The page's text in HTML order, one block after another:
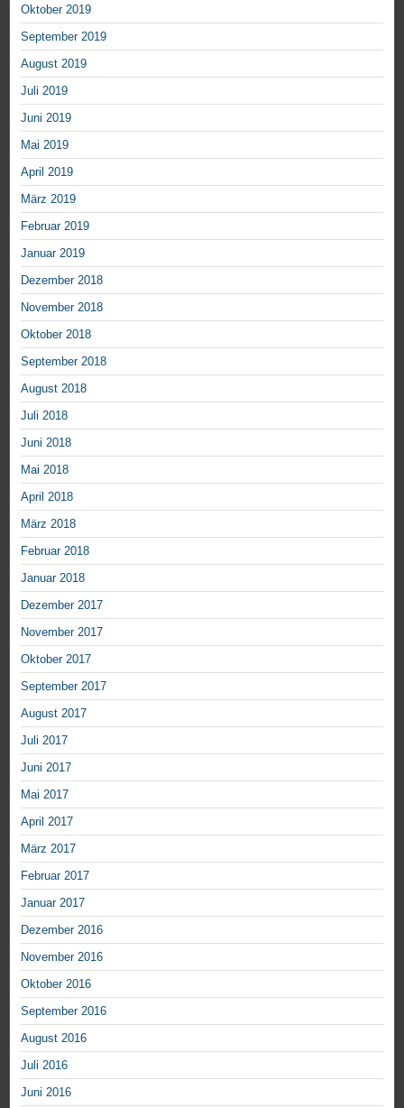
Oktober 2019
September 2019
August 2019
Juli 2019
Juni 2019
Mai 2019
April 2019
März 2019
Februar 2019
Januar 2019
Dezember 2018
November 2018
Oktober 2018
September 2018
August 2018
Juli 2018
Juni 2018
Mai 2018
April 2018
März 2018
Februar 2018
Januar 2018
Dezember 2017
November 2017
Oktober 2017
September 2017
August 2017
Juli 2017
Juni 2017
Mai 2017
April 2017
März 2017
Februar 2017
Januar 2017
Dezember 2016
November 2016
Oktober 2016
September 2016
August 2016
Juli 2016
Juni 2016